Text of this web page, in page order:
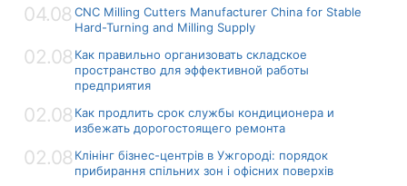
04.08 CNC Milling Cutters Manufacturer China for Stable
Hard-Turning and Milling Supply
02.08 Как правильно организовать складское
пространство для эффективной работы
предприятия
02.08 Как продлить срок службы кондиционера и
избежать дорогостоящего ремонта
02.08 Клінінг бізнес-центрів в Ужгороді: порядок
прибирання спільних зон і офісних поверхів